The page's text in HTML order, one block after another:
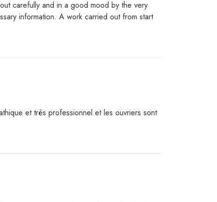
carefully and in a good mood by the very
information. A work carried out from start
et très professionnel et les ouvriers sont